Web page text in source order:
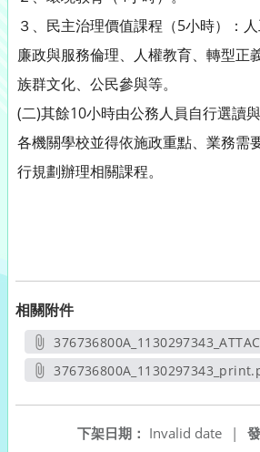
３、民主治理價值課程（5小時）：人
廉政與服務倫理、人權教育、轉型正
族群文化、公民參與等。
(二)其餘10小時由公務人員自行選讀
各機關學校並得依施政重點、業務需
行規劃辦理相關課程。
相關附件
另開新視窗
下架日期： Invalid date
|